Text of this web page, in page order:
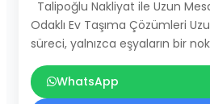
Talipoğlu Nakliyat ile Uzun
Odaklı Ev Taşıma Çözümleri
süreci, yalnızca eşyaların bir
WhatsApp